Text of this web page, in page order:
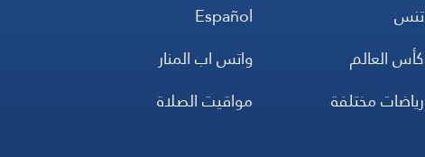
تنس
كأس العالم
رياضات مختلفة
Español
واتس اب المنار
مواقيت الصلاة